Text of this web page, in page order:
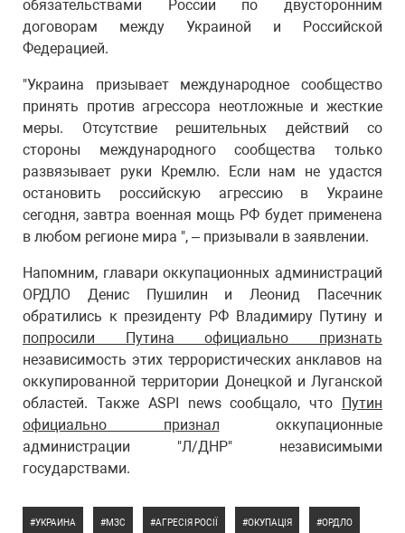
обязательствами России по двусторонним
договорам между Украиной и Российской
Федерацией.
"Украина призывает международное сообщество
принять против агрессора неотложные и жесткие
меры. Отсутствие решительных действий со
стороны международного сообщества только
развязывает руки Кремлю. Если нам не удастся
остановить российскую агрессию в Украине
сегодня, завтра военная мощь РФ будет применена
в любом регионе мира ", – призывали в заявлении.
Напомним, главари оккупационных администраций
ОРДЛО Денис Пушилин и Леонид Пасечник
обратились к президенту РФ Владимиру Путину и
попросили Путина официально признать
независимость этих террористических анклавов на
оккупированной территории Донецкой и Луганской
областей. Также ASPI news сообщало, что Путин
официально признал оккупационные
администрации "Л/ДНР" независимыми
государствами.
УКРАИНА МЗС АГРЕСІЯ РОСІЇ ОКУПАЦІЯ ОРДЛО